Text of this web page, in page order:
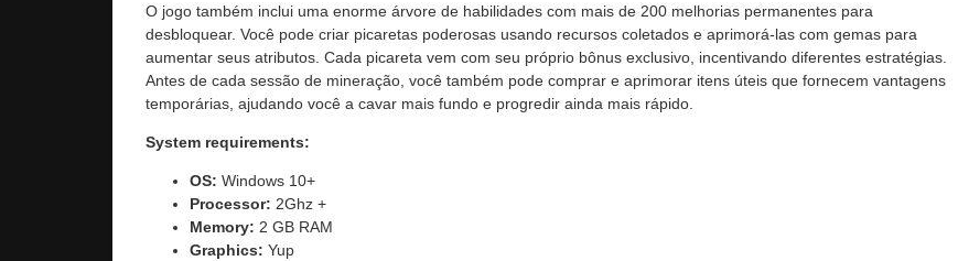
O jogo também inclui uma enorme árvore de habilidades com mais de 200 melhorias permanentes para
desbloquear. Você pode criar picaretas poderosas usando recursos coletados e aprimorá-las com gemas para
aumentar seus atributos. Cada picareta vem com seu próprio bônus exclusivo, incentivando diferentes estratégias.
Antes de cada sessão de mineração, você também pode comprar e aprimorar itens úteis que fornecem vantagens
temporárias, ajudando você a cavar mais fundo e progredir ainda mais rápido.
System requirements:
OS: Windows 10+
Processor: 2Ghz +
Memory: 2 GB RAM
Graphics: Yup